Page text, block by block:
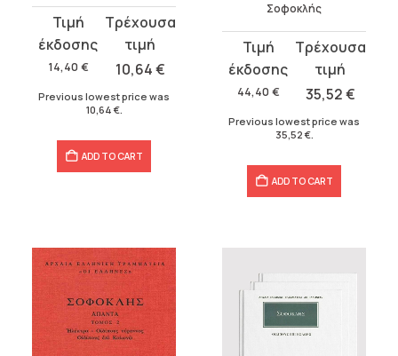
14,40 €
Original
price
was:
10,64€
Current
price
Previous lowest price was
10,64 €.
ADD TO CART
Σοφοκλής
44,40 €
Original
price
was:
35,52€
Current
price
Previous lowest price was
35,52 €.
ADD TO CART